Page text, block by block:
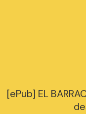
[ePub] EL